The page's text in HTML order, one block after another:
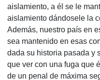
aislamiento, a él se le
aislamiento dándosele la
Además, nuestro país en
sea mantenido en esas
dada su historia pasada y
que ver con una fuga que
de un penal de máxima